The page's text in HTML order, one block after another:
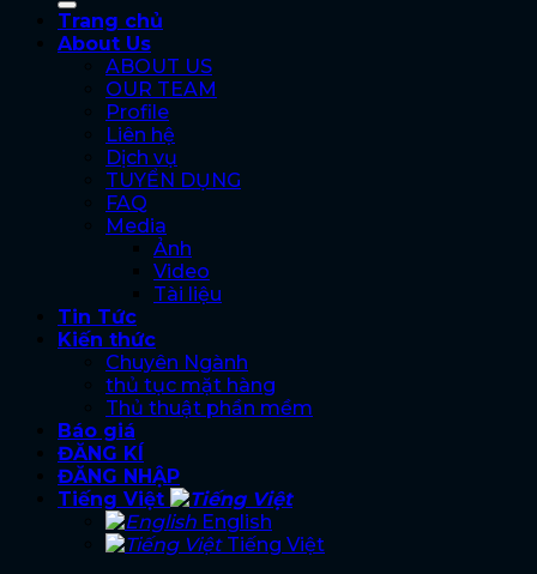
Trang chủ
About Us
ABOUT US
OUR TEAM
Profile
Liên hệ
Dịch vụ
TUYỂN DỤNG
FAQ
Media
Ảnh
Video
Tài liệu
Tin Tức
Kiến thức
Chuyên Ngành
thủ tục mặt hàng
Thủ thuật phần mềm
Báo giá
ĐĂNG KÍ
ĐĂNG NHẬP
Tiếng Việt
English
Tiếng Việt